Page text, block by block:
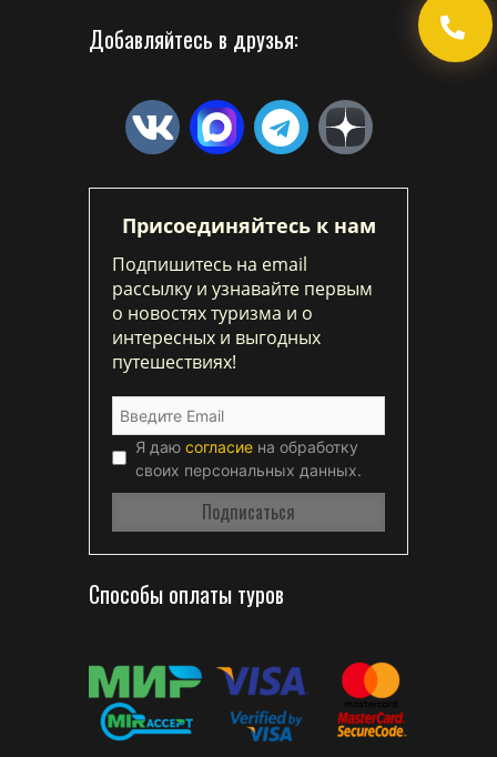
Добавляйтесь в друзья:
Присоединяйтесь к нам
Подпишитесь на email
рассылку и узнавайте первым
о новостях туризма и о
интересных и выгодных
путешествиях!
Я даю согласие на обработку
своих персональных данных.
Способы оплаты туров